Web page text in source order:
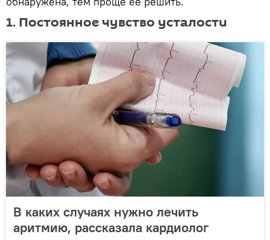
1. Постоянное чувство усталости
В каких случаях нужно лечить
аритмию, рассказала кардиолог